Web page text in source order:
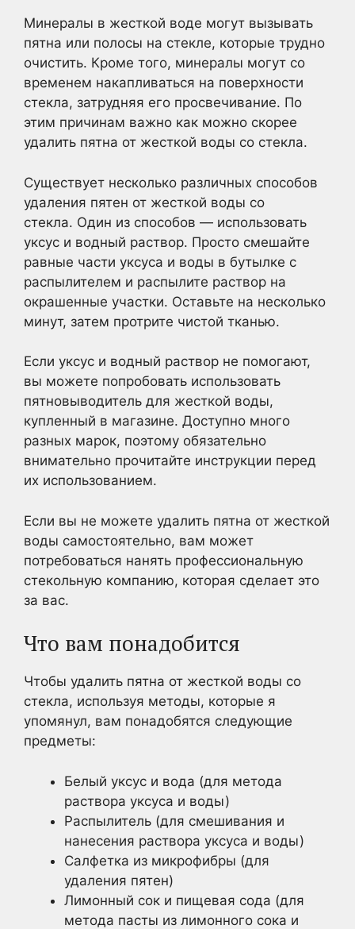
Минералы в жесткой воде могут вызывать
пятна или полосы на стекле, которые трудно
очистить. Кроме того, минералы могут со
временем накапливаться на поверхности
стекла, затрудняя его просвечивание. По
этим причинам важно как можно скорее
удалить пятна от жесткой воды со стекла.
Существует несколько различных способов
удаления пятен от жесткой воды со
стекла. Один из способов — использовать
уксус и водный раствор. Просто смешайте
равные части уксуса и воды в бутылке с
распылителем и распылите раствор на
окрашенные участки. Оставьте на несколько
минут, затем протрите чистой тканью.
Если уксус и водный раствор не помогают,
вы можете попробовать использовать
пятновыводитель для жесткой воды,
купленный в магазине. Доступно много
разных марок, поэтому обязательно
внимательно прочитайте инструкции перед
их использованием.
Если вы не можете удалить пятна от жесткой
воды самостоятельно, вам может
потребоваться нанять профессиональную
стекольную компанию, которая сделает это
за вас.
Что вам понадобится
Чтобы удалить пятна от жесткой воды со
стекла, используя методы, которые я
упомянул, вам понадобятся следующие
предметы:
Белый уксус и вода (для метода
раствора уксуса и воды)
Распылитель (для смешивания и
нанесения раствора уксуса и воды)
Салфетка из микрофибры (для
удаления пятен)
Лимонный сок и пищевая сода (для
метода пасты из лимонного сока и